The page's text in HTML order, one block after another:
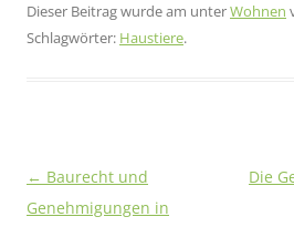
Dieser Beitrag wurde am unterWohnen
Schlagwörter: Haustiere.
Beitragsnavigation
← Baurecht und
Genehmigungen in
Die